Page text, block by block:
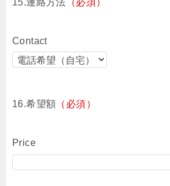
15.連絡方法 （必須）
Contact
16.希望額 （必須）
Price